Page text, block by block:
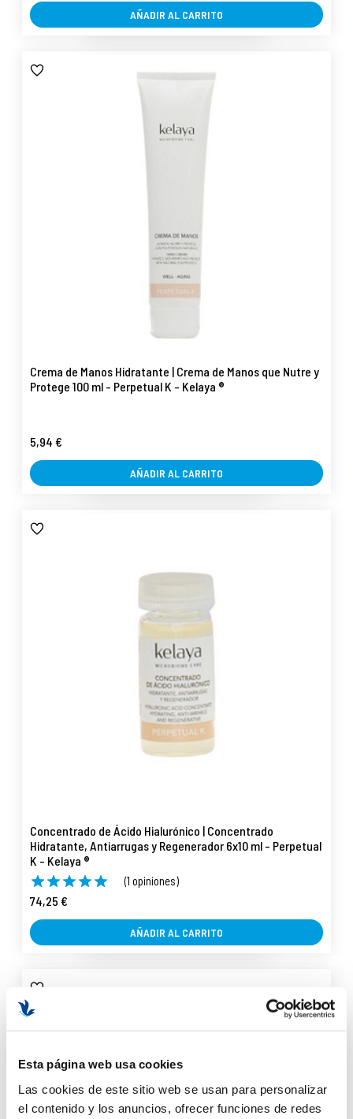
Esta página web usa cookies
Las cookies de este sitio web se usan para personalizar
el contenido y los anuncios, ofrecer funciones de redes
AÑADIR AL CARRITO
Crema de Manos Hidratante | Crema de Manos que Nutre y
Protege 100 ml - Perpetual K - Kelaya ®
5,94 €
AÑADIR AL CARRITO
Concentrado de Ácido Hialurónico | Concentrado
Hidratante, Antiarrugas y Regenerador 6x10 ml - Perpetual
K - Kelaya ®
(1 opiniones)
74,25 €
AÑADIR AL CARRITO